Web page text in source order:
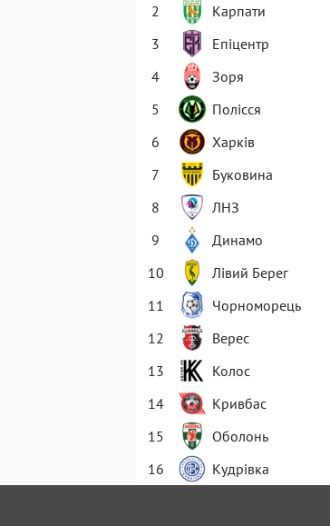
2
Карпати
3
Епіцентр
4
Зоря
5
Полісся
6
Харків
7
Буковина
8
ЛНЗ
9
Динамо
10
Лівий Берег
11
Чорноморець
12
Верес
13
Колос
14
Кривбас
15
Оболонь
16
Кудрівка